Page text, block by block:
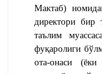
Мактаб)
директори бир
таълим
фуқаролиги
ота-онаси